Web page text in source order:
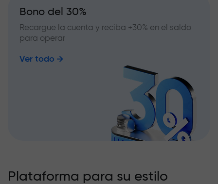
Bono del 30%
Recargue la cuenta y reciba +30% en el saldo
para operar
Ver todo
Plataforma para su estilo